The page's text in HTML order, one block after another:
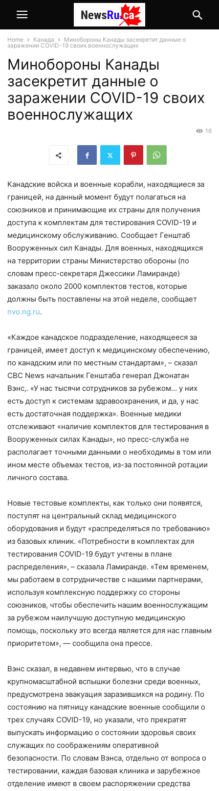
Home Канада
Минобороны Канады засекретит данные о
заражении COVID-19 своих военнослужащих
Минобороны Канады
засекретит данные о
заражении COVID-19 своих
военнослужащих
16
Канадские войска и военные корабли, находящиеся за
границей, на данный момент будут полагаться на
союзников и принимающие их страны для получения
доступа к комплектам для тестирования COVID-19 и
медицинскому обслуживанию. Сообщает Генштаб
Вооруженных сил Канады. Для военных, находящихся
на территории страны Министерство обороны (по
словам пресс-секретаря Джессики Ламиранде)
заказало около 2000 комплектов тестов, которые
должны быть поставлены на этой неделе, сообщает
nvo.ng.ru.
«Каждое канадское подразделение, находящееся за
границей, имеет доступ к медицинскому обеспечению,
по канадским или по местным стандартам», – сказал
CBC News начальник Генштаба генерал Джонатан
Вэнс,. «У нас тысячи сотрудников за рубежом… у них
есть доступ к системам здравоохранения, и да, у нас
есть достаточная поддержка». Военные медики
отслеживают «наличие комплектов для тестирования в
Вооруженных силах Канады», но пресс-служба не
располагает точными данными о необходимы в том или
ином месте объемах тестов, из-за постоянной ротации
личного состава.
Новые тестовые комплекты, как только они появятся,
поступят на центральный склад медицинского
оборудования и будут «распределяться по требованию»
из базовых клиник. «Потребности в комплектах для
тестирования COVID-19 будут учтены в плане
распределения», – сказала Ламиранде. «Тем временем,
мы работаем в сотрудничестве с нашими партнерами,
используя комплексную поддержку со стороны
союзников, чтобы обеспечить нашим военнослужащим
за рубежом наилучшую доступную медицинскую
помощь, поскольку это всегда является для нас главным
приоритетом», — сообщила она прессе.
Вэнс сказал, в недавнем интервью, что в случае
крупномасштабной вспышки болезни среди военных,
предусмотрена эвакуация заразившихся на родину. По
состоянию на пятницу канадские военные сообщили о
трех случаях COVID-19, но указали, что прекратят
выпускать информацию о состоянии здоровья своих
служащих по соображениям оперативной
безопасности. По словам Вэнса, отдельно от вопроса о
тестировании, каждая базовая клиника и зарубежное
отделение имеют в своем распоряжении средства